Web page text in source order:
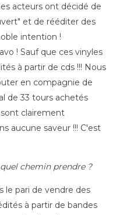
acteurs ont décidé de
et de rééditer des
intention !
! Sauf que ces vinyles
à partir de cds !!! Nous
en compagnie de
de 33 tours achetés
sont clairement
aucune saveur !!! C'est
chemin prendre ?
le pari de vendre des
à partir de bandes